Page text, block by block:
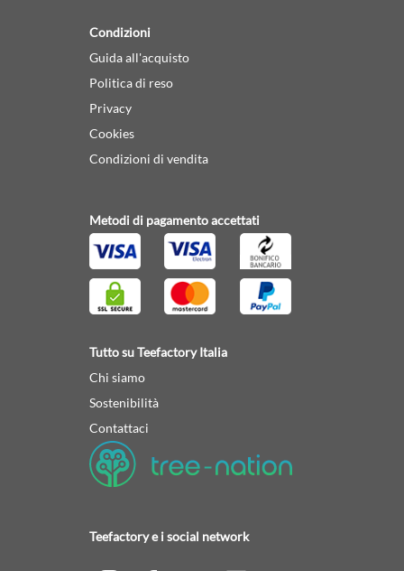
Condizioni
Guida all'acquisto
Politica di reso
Privacy
Cookies
Condizioni di vendita
Metodi di pagamento accettati
Tutto su Teefactory Italia
Chi siamo
Sostenibilità
Contattaci
Teefactory e i social network